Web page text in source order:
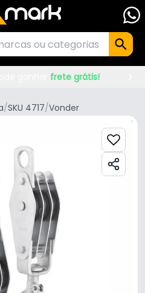
frete grátis!
/SKU 4717/Vonder